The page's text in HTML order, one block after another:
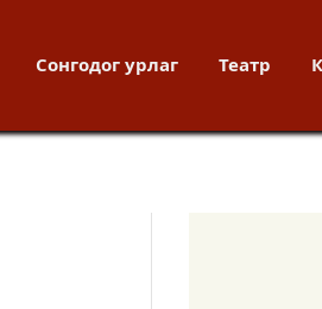
Сонгодог урлаг Театр